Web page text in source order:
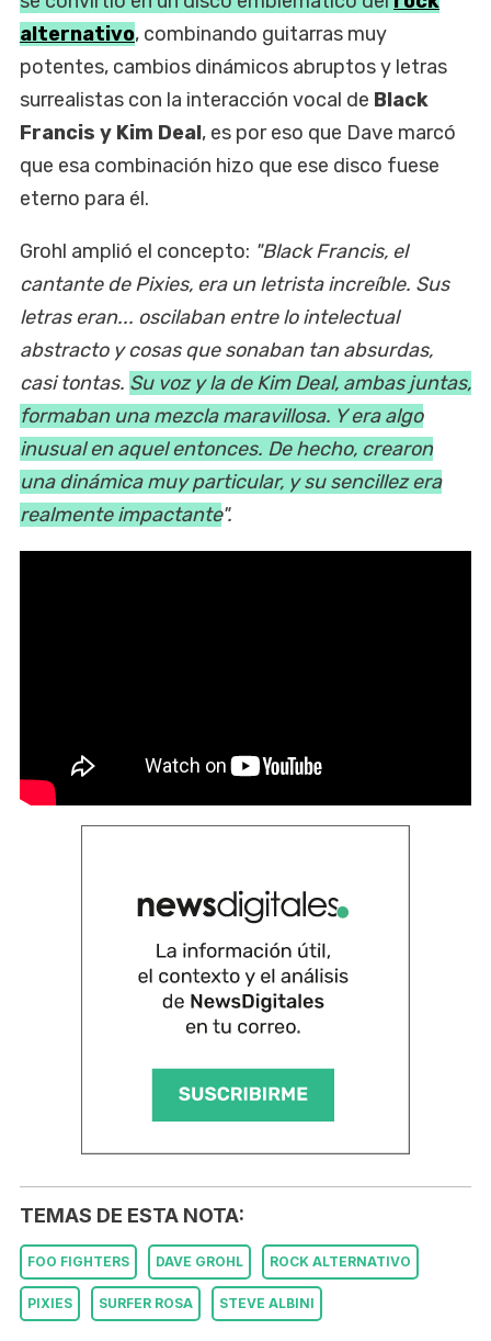
alternativo, combinando guitarras muy
potentes, cambios dinámicos abruptos y letras
surrealistas con la interacción vocal de Black
Francis y Kim Deal, es por eso que Dave marcó
que esa combinación hizo que ese disco fuese
eterno para él.
Grohl amplió el concepto: "Black Francis, el
cantante de Pixies, era un letrista increíble. Sus
letras eran... oscilaban entre lo intelectual
abstracto y cosas que sonaban tan absurdas,
casi tontas. Su voz y la de Kim Deal, ambas juntas,
formaban una mezcla maravillosa. Y era algo
inusual en aquel entonces. De hecho, crearon
una dinámica muy particular, y su sencillez era
realmente impactante".
TEMAS DE ESTA NOTA:
FOO FIGHTERS DAVE GROHL ROCK ALTERNATIVO
PIXIES SURFER ROSA STEVE ALBINI